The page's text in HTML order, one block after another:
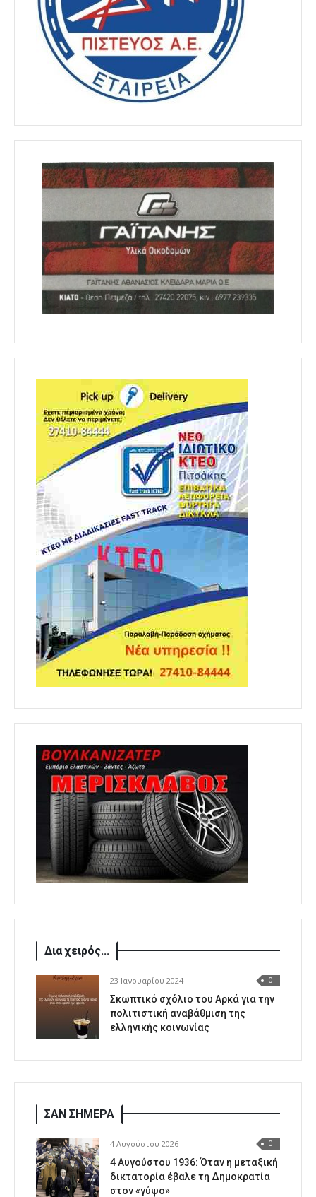
Δια χειρός...
23 Ιανουαρίου 2024 0
Σκωπτικό σχόλιο του Αρκά για την
πολιτιστική αναβάθμιση της
ελληνικής κοινωνίας
ΣΑΝ ΣΗΜΕΡΑ
4 Αυγούστου 2026 0
4 Αυγούστου 1936: Όταν η μεταξική
δικτατορία έβαλε τη Δημοκρατία
στον «γύψο»